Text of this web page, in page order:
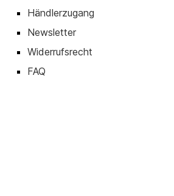
Händlerzugang
Newsletter
Widerrufsrecht
FAQ